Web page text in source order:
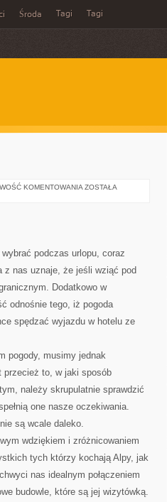
Środa Tagi Tagi
KOMENTOWANIA POZNAJ
ZOSTAŁA
podczas urlopu, coraz
z nas uznaje, że jeśli wziąć pod
Dodatkowo w
odnośnie tego, iż pogoda
spędzać wyjazdu w hotelu ze
pogody, musimy jednak
przecież to, w jaki sposób
należy skrupulatnie sprawdzić
one nasze oczekiwania.
są wcale daleko.
wdziękiem i zróżnicowaniem
tych którzy kochają Alpy, jak
nas idealnym połączeniem
budowle, które są jej wizytówką.